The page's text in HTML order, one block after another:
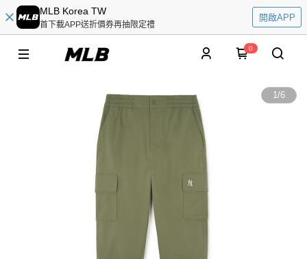
MLB Korea TW
首下載APP送折價券再抽限定禮
開啟APP
0
1/6